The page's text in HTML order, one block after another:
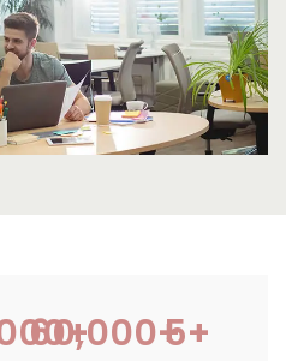
+
60,000+
5+